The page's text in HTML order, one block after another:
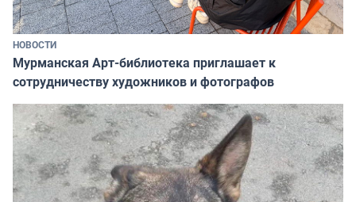
НОВОСТИ
Мурманская Арт-библиотека приглашает к
сотрудничеству художников и фотографов